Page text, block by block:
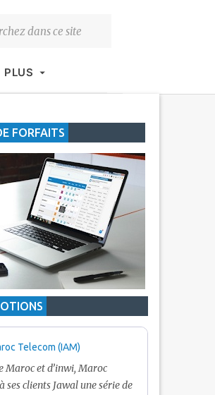
PLUS
FORFAITS
Telecom (IAM)
Maroc et d’inwi, Maroc
ses clients Jawal une série de